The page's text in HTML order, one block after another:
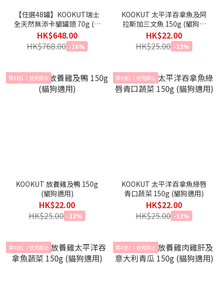
【任選48罐】KOOKUT瑞士
全天然無添卡貓罐頭 70g (平
均$13.5)
HK$648.00
HK$768.00 -16%
KOOKUT 太平洋吞拿魚及阿
拉斯加三文魚 150g (貓狗適
用)
HK$22.00
HK$25.00 -12%
買4送1｜送完即止
KOOKUT 放養雞及鴨 150g
(貓狗適用)
HK$22.00
HK$25.00 -12%
買4送1｜送完即止
KOOKUT 太平洋吞拿魚綠唇
青口蔬菜 150g (貓狗適用)
HK$22.00
HK$25.00 -12%
買4送1｜送完即止 買4送1｜送完即止